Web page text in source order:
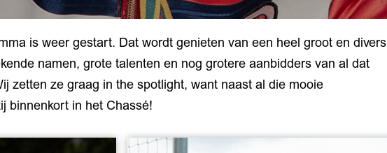
is weer gestart. Dat wordt genieten van een heel groot en divers
namen, grote talenten en nog grotere aanbidders van al dat
zetten ze graag in the spotlight, want naast al die mooie
binnenkort in het Chassé!